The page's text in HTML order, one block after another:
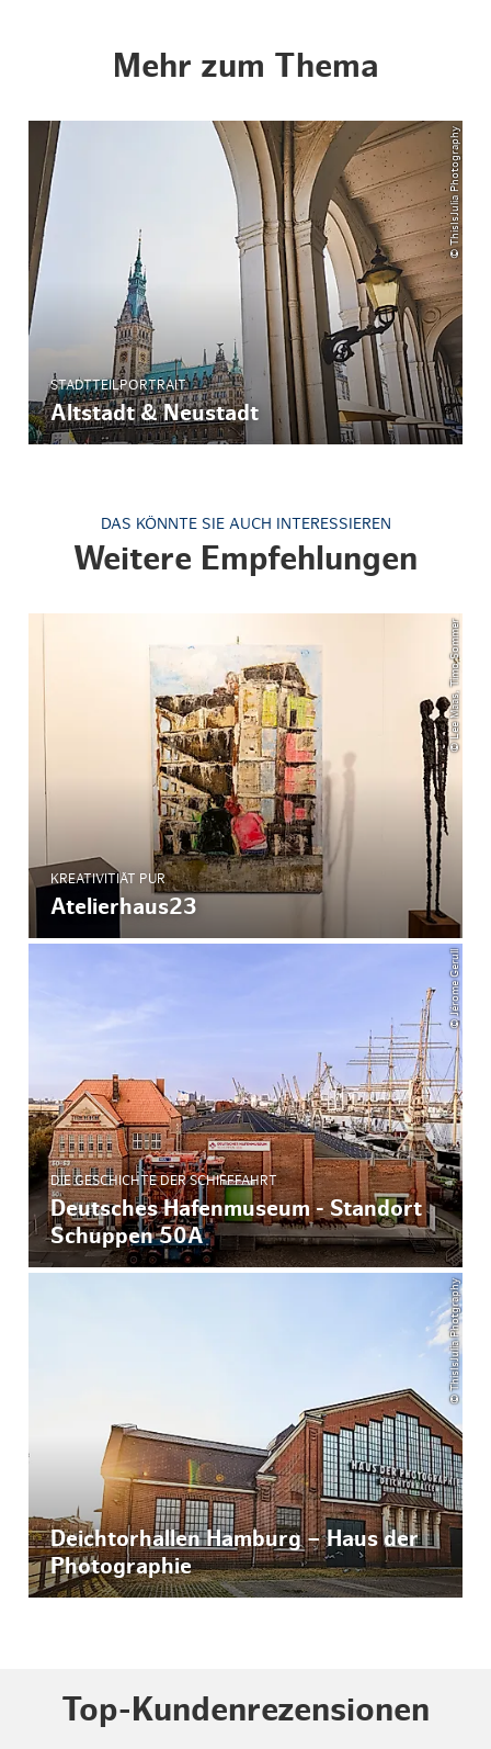
Mehr zum Thema
© ThisIsJulia Photography
STADTTEILPORTRAIT
Altstadt & Neustadt
DAS KÖNNTE SIE AUCH INTERESSIEREN
Weitere Empfehlungen
© Lee Maas, Timo Sommer
KREATIVITIÄT PUR
Atelierhaus23
© Jérome Gerull
DIE GESCHICHTE DER SCHIFFFAHRT
Deutsches Hafenmuseum - Standort
Schuppen 50A
© ThisIsJulia Photgraphy
Deichtorhallen Hamburg – Haus der
Photographie
Top-Kundenrezensionen